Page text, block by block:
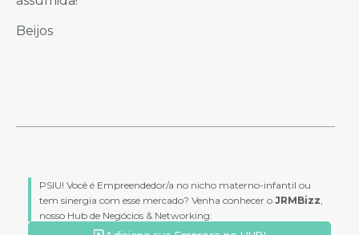
Beijos
PSIU! Você é Empreendedor/a no nicho materno-infantil ou
tem sinergia com esse mercado? Venha conhecer o JRMBizz
nosso Hub de Negócios & Networking: